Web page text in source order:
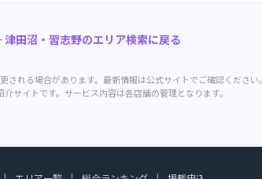
田沼・習志野のエリア検索に戻る
される場合があります。最新情報は公式サイトでご確認ください
サイトです。サービス内容は各店舗の管理となります。